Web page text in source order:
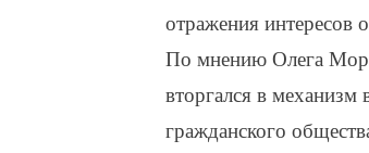
отражения интересов
По мнению Олега
вторгался в механизм
гражданского